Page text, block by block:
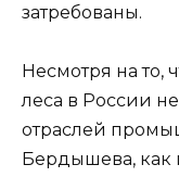
затребованы.
Несмотря на то,
леса в России
отраслей
Бердышева, как